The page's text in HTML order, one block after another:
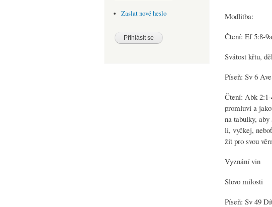
Zaslat nové heslo
Modlitba:
Čtení: Ef 5:8-
Svátost křtu,
Píseň: Sv 6
Čtení: Abk 2:1-
promluví a
na tabulky,
li, vyčkej,
žít pro svou
Vyznání vin
Slovo milosti
Píseň: Sv 49